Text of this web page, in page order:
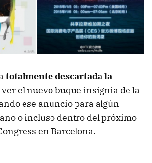
totalmente descartada la
ver el nuevo buque insignia de la
ese anuncio para algún
o incluso dentro del próximo
en Barcelona.